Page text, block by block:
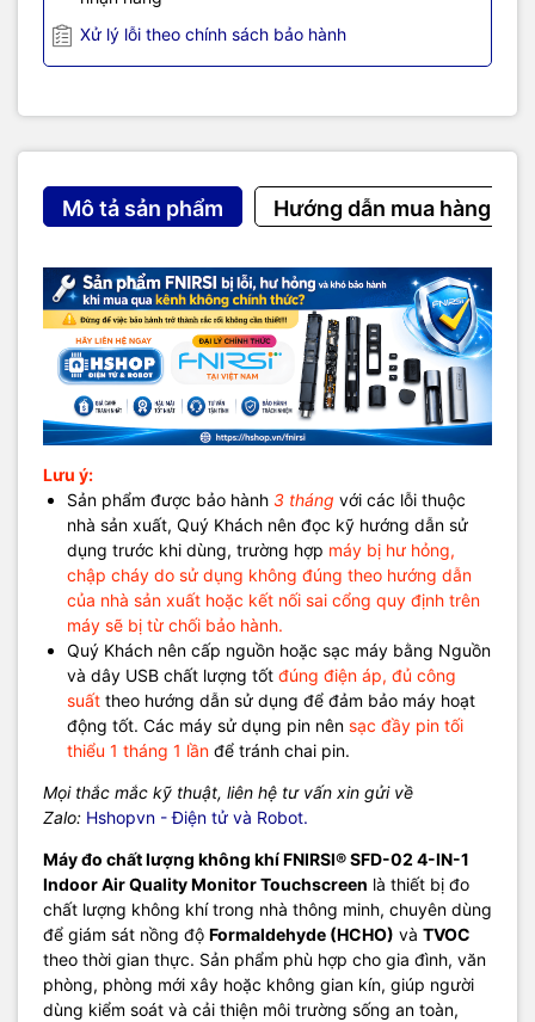
Xử lý lỗi theo chính sách bảo hành
Mô tả sản phẩm Hướng dẫn mua hàng
Lưu ý:
Sản phẩm được bảo hành 3 tháng với các lỗi thuộc
nhà sản xuất, Quý Khách nên đọc kỹ hướng dẫn sử
dụng trước khi dùng, trường hợp máy bị hư hỏng,
chập cháy do sử dụng không đúng theo hướng dẫn
của nhà sản xuất hoặc kết nối sai cổng quy định trên
máy sẽ bị từ chối bảo hành.
Quý Khách nên cấp nguồn hoặc sạc máy bằng Nguồn
và dây USB chất lượng tốt đúng điện áp, đủ công
suất theo hướng dẫn sử dụng để đảm bảo máy hoạt
động tốt. Các máy sử dụng pin nên sạc đầy pin tối
thiểu 1 tháng 1 lần để tránh chai pin.
Mọi thắc mắc kỹ thuật, liên hệ tư vấn xin gửi về
Zalo: Hshopvn - Điện tử và Robot.
Máy đo chất lượng không khí FNIRSI® SFD-02 4-IN-1
Indoor Air Quality Monitor Touchscreen là thiết bị đo
chất lượng không khí trong nhà thông minh, chuyên dùng
để giám sát nồng độ Formaldehyde (HCHO) và TVOC
theo thời gian thực. Sản phẩm phù hợp cho gia đình, văn
phòng, phòng mới xây hoặc không gian kín, giúp người
dùng kiểm soát và cải thiện môi trường sống an toàn,
Ưu điểm
Đo chính xác, cập nhật liên tục
Nhỏ gọn, tiện mang theo
TRANG CHỦ NHÀ SẢN XUẤT VÀ HƯỚNG DẪN SỬ DỤNG.